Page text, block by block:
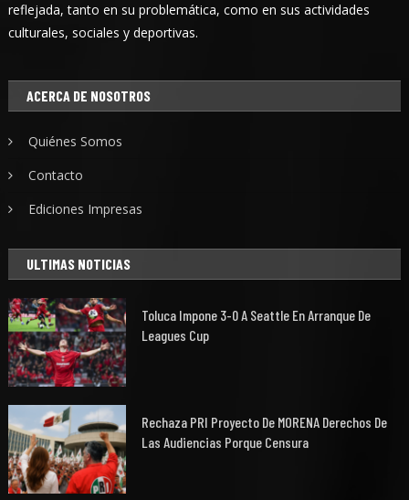
reflejada, tanto en su problemática, como en sus actividades
culturales, sociales y deportivas.
ACERCA DE NOSOTROS
Quiénes Somos
Contacto
Ediciones Impresas
ULTIMAS NOTICIAS
Toluca Impone 3-0 A Seattle En Arranque De
Leagues Cup
Rechaza PRI Proyecto De MORENA Derechos De
Las Audiencias Porque Censura